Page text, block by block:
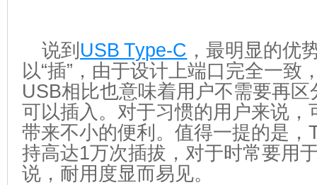
说到 USB Type-C ，最明显的优
以“插”，由于设计上端口完全一致
USB相比也意味着用户不需要再
可以插入。对于习惯的用户来说，
带来不小的便利。值得一提的是，
持高达1万次插拔，对于时常要用
说，耐用度显而易见。